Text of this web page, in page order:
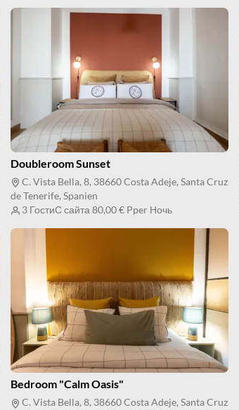
Doubleroom Sunset
C. Vista Bella, 8, 38660 Costa Adeje, Santa Cruz
de Tenerife, Spanien
3 ГостиС сайта 80,00 € Pper Ночь
Bedroom "Calm Oasis"
C. Vista Bella, 8, 38660 Costa Adeje, Santa Cruz